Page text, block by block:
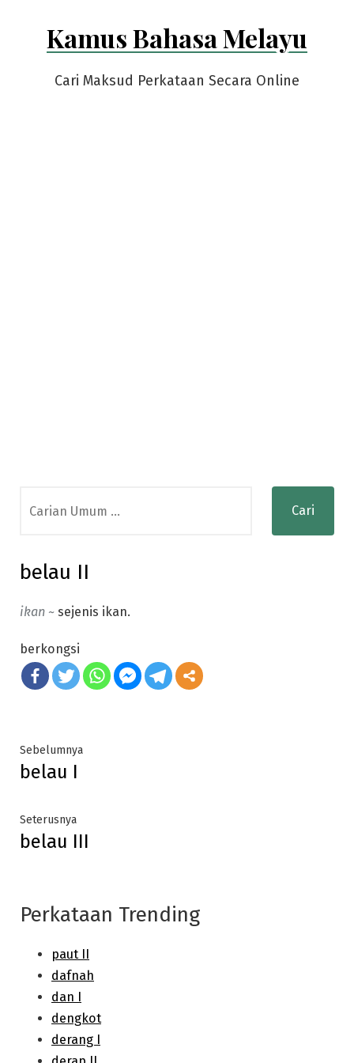
Kamus Bahasa Melayu
Cari Maksud Perkataan Secara Online
for:
belau II
ikan ~ sejenis ikan.
berkongsi
Post
navigation
SebelumnyaPrevious
belau I
SeterusnyaNext
post:
belau III
Perkataan Trending